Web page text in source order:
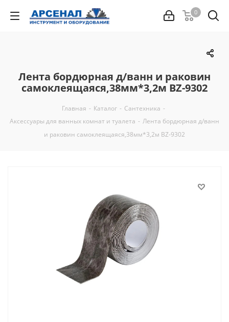
0
Лента бордюрная д/ванн и раковин
самоклеящаяся,38мм*3,2м BZ-9302
Главная - Каталог - Сантехника -
Аксессуары для ванных комнат и туалета - Лента бордюрная д/ванн
и раковин самоклеящаяся,38мм*3,2м BZ-9302